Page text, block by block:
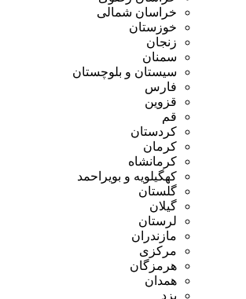
خراسان شمالی
خوزستان
زنجان
سمنان
سیستان و بلوچستان
فارس
قزوین
قم
کردستان
کرمان
کرمانشاه
کهگیلویه و بویراحمد
گلستان
گیلان
لرستان
مازندران
مرکزی
هرمزگان
همدان
یزد